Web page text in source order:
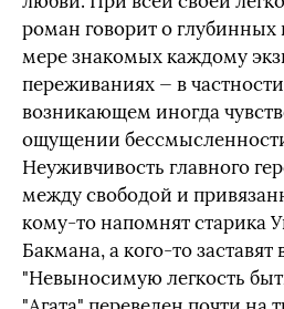
роман говорит о
мере знакомых каждому
переживаниях — в
возникающем иногда
ощущении
Неуживчивость главного
между свободой и
кому-то напомнят старика
Бакмана, а кого-то заставят
"Невыносимую легкость